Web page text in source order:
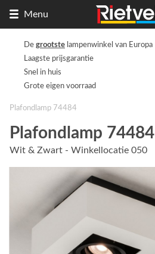
Menu
De grootste lampenwinkel van Europa
Laagste prijsgarantie
Snel in huis
Grote eigen voorraad
Plafondlamp 74484
Plafondlamp 74484
Wit & Zwart - Winkellocatie 050